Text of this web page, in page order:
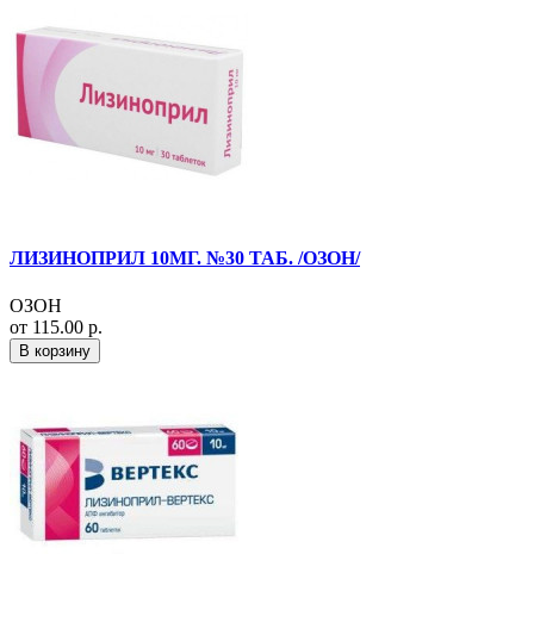
ЛИЗИНОПРИЛ 10МГ. №30 ТАБ. /ОЗОН/
ОЗОН
от 115.00 р.
В корзину